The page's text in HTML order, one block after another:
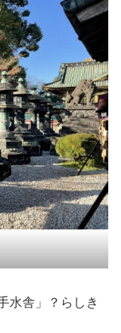
水舎」？らしき